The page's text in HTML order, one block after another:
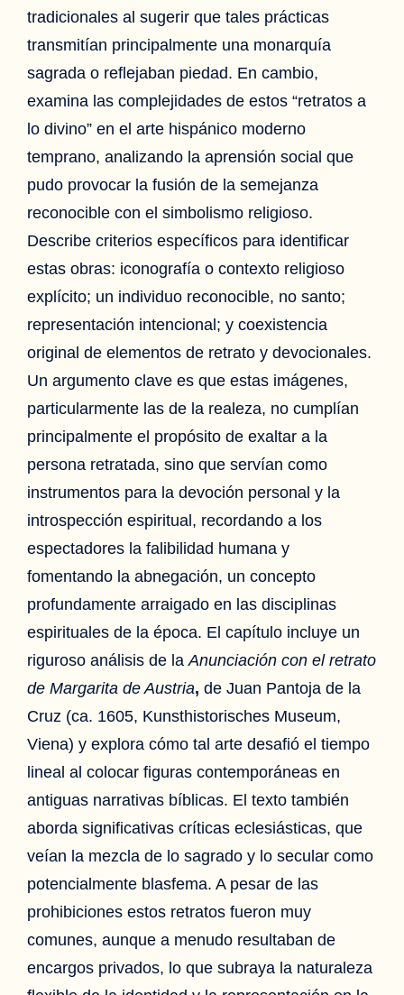
tradicionales al sugerir que tales prácticas
transmitían principalmente una monarquía
sagrada o reflejaban piedad. En cambio,
examina las complejidades de estos “retratos a
lo divino” en el arte hispánico moderno
temprano, analizando la aprensión social que
pudo provocar la fusión de la semejanza
reconocible con el simbolismo religioso.
Describe criterios específicos para identificar
estas obras: iconografía o contexto religioso
explícito; un individuo reconocible, no santo;
representación intencional; y coexistencia
original de elementos de retrato y devocionales.
Un argumento clave es que estas imágenes,
particularmente las de la realeza, no cumplían
principalmente el propósito de exaltar a la
persona retratada, sino que servían como
instrumentos para la devoción personal y la
introspección espiritual, recordando a los
espectadores la falibilidad humana y
fomentando la abnegación, un concepto
profundamente arraigado en las disciplinas
espirituales de la época. El capítulo incluye un
riguroso análisis de laAnunciación con el retrato
de Margarita de Austria, de Juan Pantoja de la
Cruz (ca. 1605, Kunsthistorisches Museum,
Viena) y explora cómo tal arte desafió el tiempo
lineal al colocar figuras contemporáneas en
antiguas narrativas bíblicas. El texto también
aborda significativas críticas eclesiásticas, que
veían la mezcla de lo sagrado y lo secular como
potencialmente blasfema. A pesar de las
prohibiciones estos retratos fueron muy
comunes, aunque a menudo resultaban de
encargos privados, lo que subraya la naturaleza